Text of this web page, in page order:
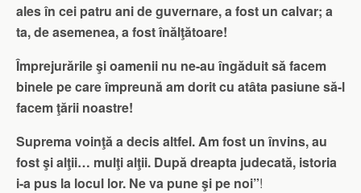
ales în cei patru ani de guvernare, a fost un calvar; a
ta, de asemenea, a fost înălţătoare!
Împrejurările şi oamenii nu ne-au îngăduit să facem
binele pe care împreună am dorit cu atâta pasiune să-l
facem ţării noastre!
Suprema voinţă a decis altfel. Am fost un învins, au
fost şi alţii… mulţi alţii. După dreapta judecată, istoria
i-a pus la locul lor. Ne va pune şi pe noi”!